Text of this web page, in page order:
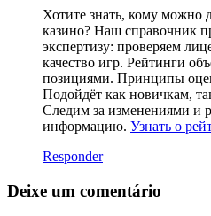
Хотите знать, кому можно
казино? Наш справочник
экспертизу: проверяем
качество игр. Рейтинги
позициями. Принципы
Подойдёт как новичкам,
Следим за изменениями и
информацию. Узнать о
Responder
Deixe um comentário